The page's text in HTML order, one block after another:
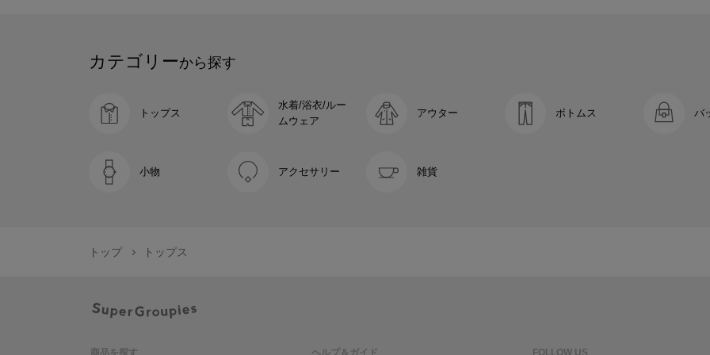
カテゴリーから探す
トップス
水着/浴衣/ルー
ムウェア
アウター ボトムス バ
小物 アクセサリー 雑貨
トップ トップス
商品を探す ヘルプ＆ガイド FOLLOW US